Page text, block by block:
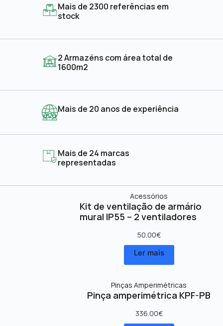
Mais de 2300 referências em
stock
2 Armazéns com área total de
1600m2
Mais de 20 anos de experiência
Mais de 24 marcas
representadas
Acessórios
Kit de ventilação de armário
mural IP55 – 2 ventiladores
50.00€
Ler mais
Pinças Amperimétricas
Pinça amperimétrica KPF-PB
336.00€